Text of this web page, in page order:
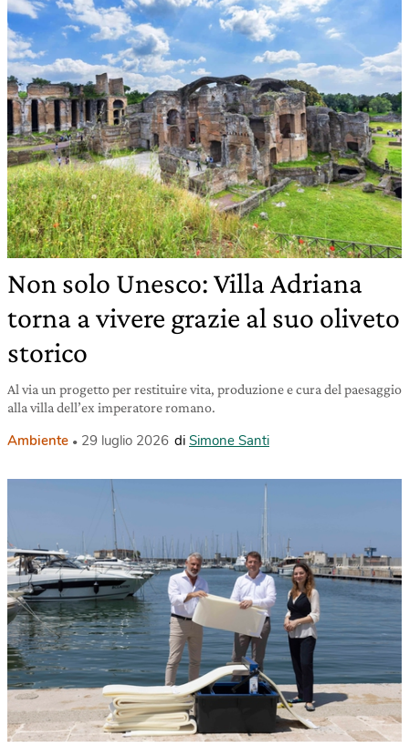
Non solo Unesco: Villa Adriana
torna a vivere grazie al suo oliveto
storico
Al via un progetto per restituire vita, produzione e cura del paesaggio
alla villa dell’ex imperatore romano.
Ambiente 29 luglio 2026 di Simone Santi